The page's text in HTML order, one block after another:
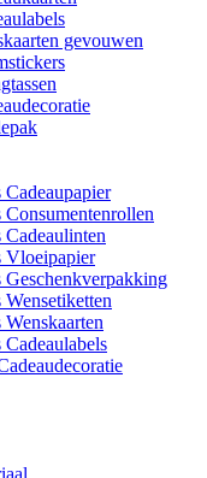
gevouwen
Cadeaupapier
Consumentenrollen
Cadeaulinten
Vloeipapier
Geschenkverpakking
Wensetiketten
Wenskaarten
Cadeaulabels